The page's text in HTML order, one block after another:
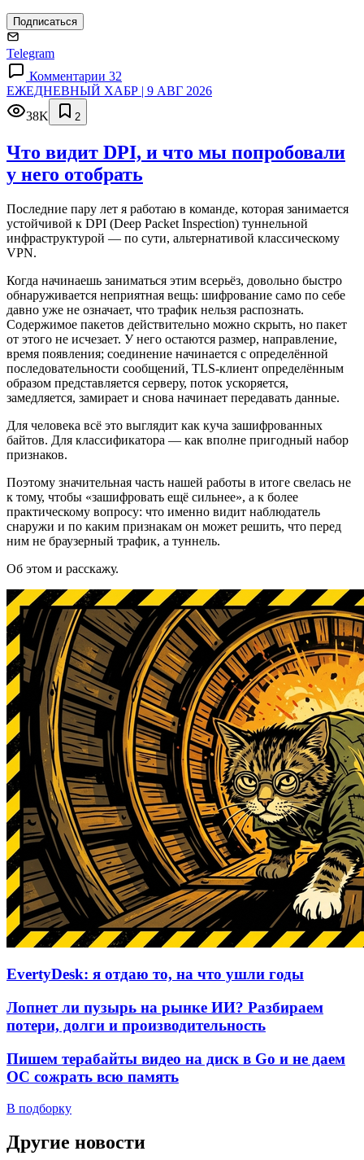
Подписаться
Telegram
Комментарии 32
ЕЖЕДНЕВНЫЙ ХАБР | 9 АВГ 2026
38K
2
Что видит DPI, и что мы попробовали
у него отобрать
Последние пару лет я работаю в команде, которая занимается
устойчивой к DPI (Deep Packet Inspection) туннельной
инфраструктурой — по сути, альтернативой классическому
VPN.
Когда начинаешь заниматься этим всерьёз, довольно быстро
обнаруживается неприятная вещь: шифрование само по себе
давно уже не означает, что трафик нельзя распознать.
Содержимое пакетов действительно можно скрыть, но пакет
от этого не исчезает. У него остаются размер, направление,
время появления; соединение начинается с определённой
последовательности сообщений, TLS-клиент определённым
образом представляется серверу, поток ускоряется,
замедляется, замирает и снова начинает передавать данные.
Для человека всё это выглядит как куча зашифрованных
байтов. Для классификатора — как вполне пригодный набор
признаков.
Поэтому значительная часть нашей работы в итоге свелась не
к тому, чтобы «зашифровать ещё сильнее», а к более
практическому вопросу: что именно видит наблюдатель
снаружи и по каким признакам он может решить, что перед
ним не браузерный трафик, а туннель.
Об этом и расскажу.
EvertyDesk: я отдаю то, на что ушли годы
Лопнет ли пузырь на рынке ИИ? Разбираем
потери, долги и производительность
Пишем терабайты видео на диск в Go и не даем
ОС сожрать всю память
В подборку
Другие новости